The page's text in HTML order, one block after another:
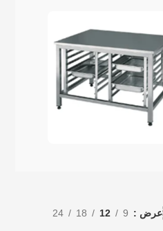
عرض 9
12
18
24